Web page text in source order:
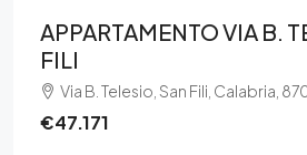
APPARTAMENTO VIA B.
FILI
Via B. Telesio, San Fili, Calabria,
€47.171